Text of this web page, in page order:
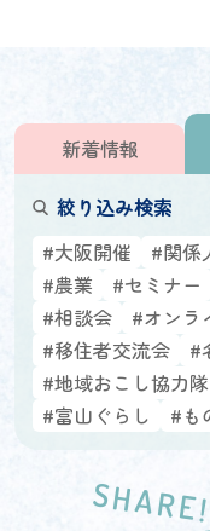
新着情報
絞り込み検索
#大阪開催
#関係
#農業
#セミナー
#相談会
#オンラ
#移住者交流会
#
#地域おこし協力隊
#富山ぐらし
#も
SHARE!